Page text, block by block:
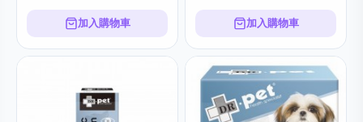
加入購物車 加入購物車